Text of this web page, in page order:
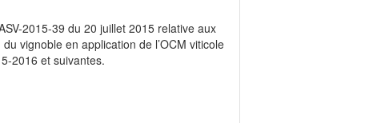
2015-39 du 20 juillet 2015 relative aux
vignoble en application de l’OCM viticole
2016 et suivantes.